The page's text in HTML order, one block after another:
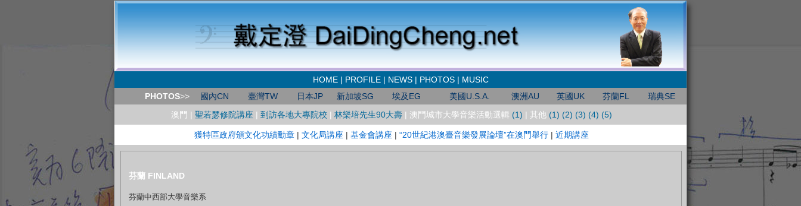
HOME| PROFILE| NEWS| PHOTOS| MUSIC
PHOTOS>> 國內CN 臺灣TW 日本JP 新加坡SG 埃及EG 美國U.S.A 澳洲AU 英國UK 芬蘭FL
瑞典SE
澳門 | 聖若瑟修院講座 | 到訪各地大專院校 | 林樂培先生90大壽 | 澳門城市大學音樂活動選輯 (1) | 其他 (1) (2) (3) (4) (5)
獲特區政府頒文化功績勳章 | 文化局講座 | 基金會講座 | “20世紀港澳臺音樂發展論壇”在澳門舉行 | 近期講座
芬蘭 FINLAND
芬蘭中西部大學音樂系